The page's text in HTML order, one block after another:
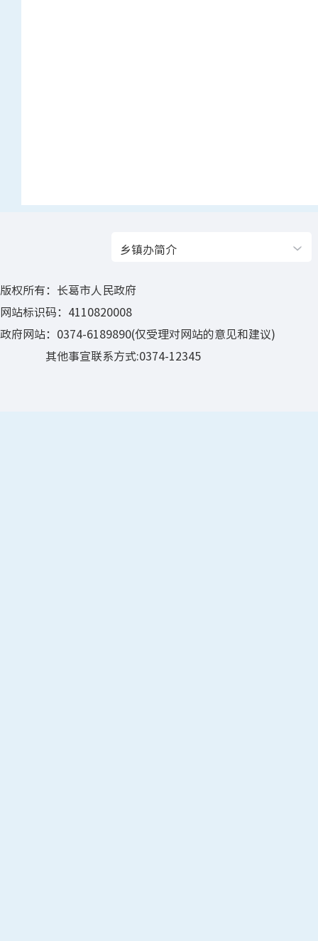
乡镇办简介
版权所有：长葛市人民政府
网站标识码：4110820008
政府网站：0374-6189890(仅受理对网站的意见和建议)
其他事宣联系方式:0374-12345